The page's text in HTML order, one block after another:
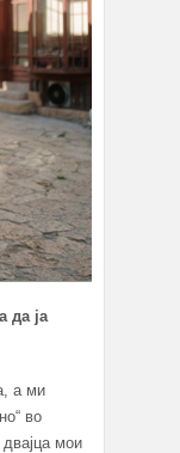
да ја
а ми
во
мои